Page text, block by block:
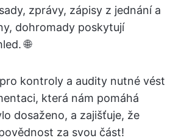
zprávy, zápisy z jednání a
dohromady poskytují
🌐
kontroly a audity nutné vést
která nám pomáhá
dosaženo, a zajišťuje, že
za svou část!